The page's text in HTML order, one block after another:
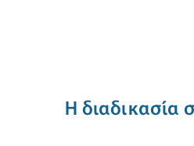
Η διαδικασία